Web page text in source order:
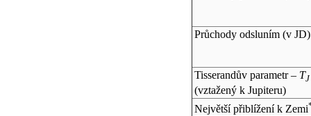
Průchody odsluním (v JD)
Tisserandův parametr – TJ
(vztažený k Jupiteru)
Největší přiblížení k Zemi